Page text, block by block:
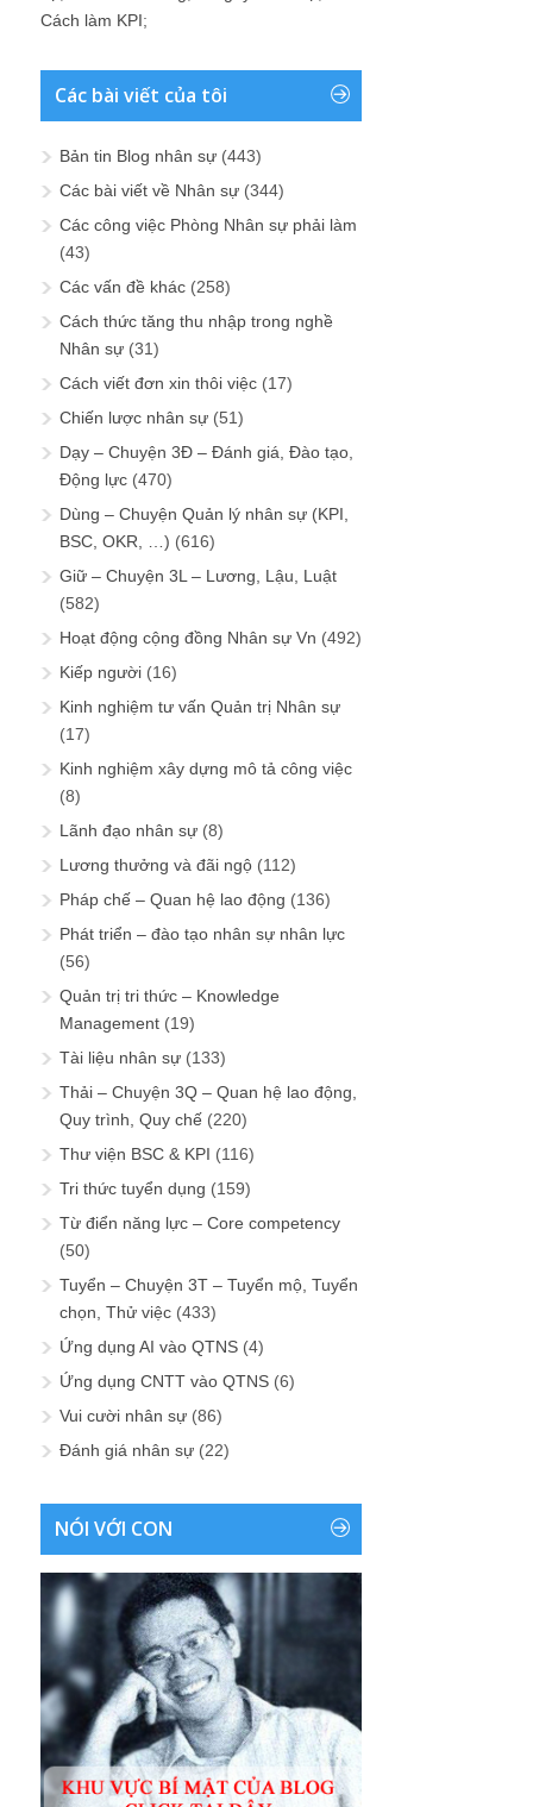
Cách làm KPI;
Các bài viết của tôi
Bản tin Blog nhân sự (443)
Các bài viết về Nhân sự (344)
Các công việc Phòng Nhân sự phải làm
(43)
Các vấn đề khác (258)
Cách thức tăng thu nhập trong nghề
Nhân sự (31)
Cách viết đơn xin thôi việc (17)
Chiến lược nhân sự (51)
Dạy – Chuyện 3Đ – Đánh giá, Đào tạo,
Động lực (470)
Dùng – Chuyện Quản lý nhân sự (KPI,
BSC, OKR, …) (616)
Giữ – Chuyện 3L – Lương, Lậu, Luật
(582)
Hoạt động cộng đồng Nhân sự Vn (492)
Kiếp người (16)
Kinh nghiệm tư vấn Quản trị Nhân sự
(17)
Kinh nghiệm xây dựng mô tả công việc
(8)
Lãnh đạo nhân sự (8)
Lương thưởng và đãi ngộ (112)
Pháp chế – Quan hệ lao động (136)
Phát triển – đào tạo nhân sự nhân lực
(56)
Quản trị tri thức – Knowledge
Management (19)
Tài liệu nhân sự (133)
Thải – Chuyện 3Q – Quan hệ lao động,
Quy trình, Quy chế (220)
Thư viện BSC & KPI (116)
Tri thức tuyển dụng (159)
Từ điển năng lực – Core competency
(50)
Tuyển – Chuyện 3T – Tuyển mộ, Tuyển
chọn, Thử việc (433)
Ứng dụng AI vào QTNS (4)
Ứng dụng CNTT vào QTNS (6)
Vui cười nhân sự (86)
Đánh giá nhân sự (22)
NÓI VỚI CON